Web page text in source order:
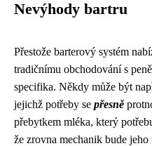
Nevýhody bartru
Přestože barterový systém
tradičnímu obchodování s
specifika. Někdy může být
jejichž potřeby se přesně
přebytkem mléka, který
že zrovna mechanik bude